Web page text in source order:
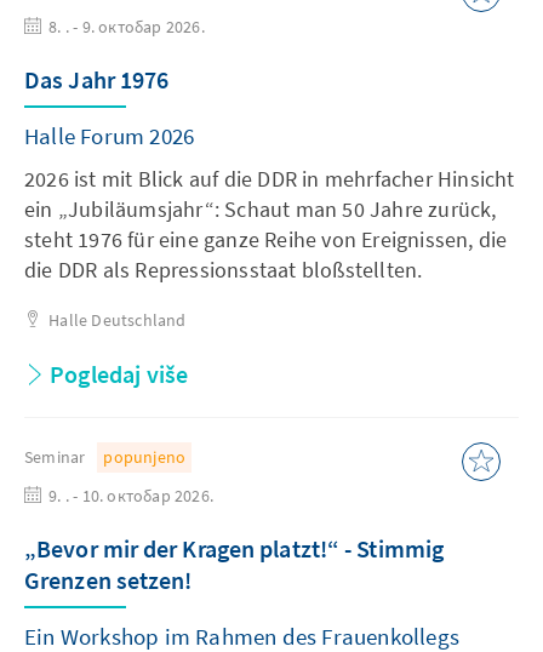
8. . - 9. октобар 2026.
Das Jahr 1976
Halle Forum 2026
2026 ist mit Blick auf die DDR in mehrfacher Hinsicht
ein „Jubiläumsjahr“: Schaut man 50 Jahre zurück,
steht 1976 für eine ganze Reihe von Ereignissen, die
die DDR als Repressionsstaat bloßstellten.
Halle Deutschland
Pogledaj više
Seminar
popunjeno
9. . - 10. октобар 2026.
„Bevor mir der Kragen platzt!“ - Stimmig
Grenzen setzen!
Ein Workshop im Rahmen des Frauenkollegs